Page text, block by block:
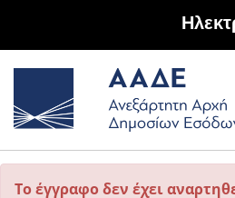
Το έγγραφο δεν έχει